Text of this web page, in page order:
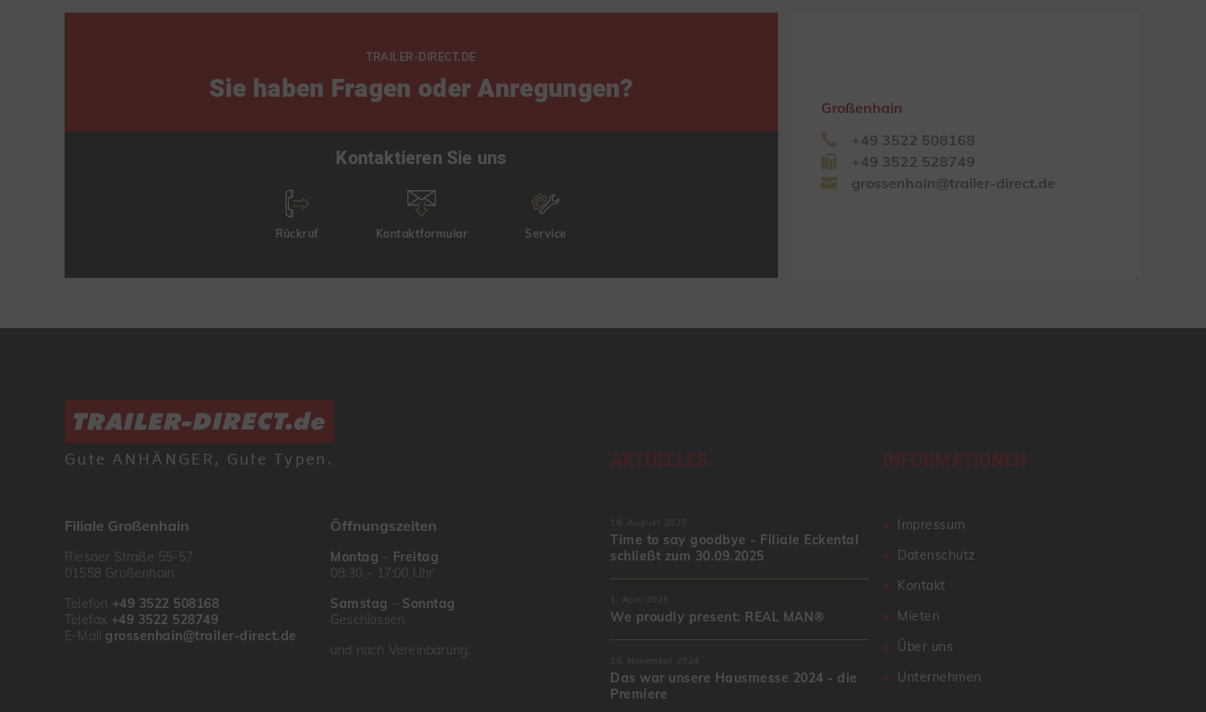
TRAILER-DIRECT.DE
Sie haben Fragen oder Anregungen?
Kontaktieren Sie uns
Rückruf Kontaktformular Service
Großenhain
+49 3522 508168
+49 3522 528749
grossenhain@trailer-direct.de
Gute ANHÄNGER, Gute Typen.
Filiale Großenhain
Riesaer Straße 55-57
01558 Großenhain
Telefon +49 3522 508168
Telefax +49 3522 528749
E-Mail grossenhain@trailer-direct.de
Öffnungszeiten
Montag
Freitag
08:30 – 17:00 Uhr
Samstag
Sonntag
Geschlossen
und nach Vereinbarung.
AKTUELLES
18. August 2025
Time to say goodbye - Filiale Eckental
schließt zum 30.09.2025
1. April 2025
We proudly present: REAL MAN®
28. November 2024
Das war unsere Hausmesse 2024 - die
Premiere
INFORMATIONEN
Impressum
Datenschutz
Kontakt
Mieten
Über uns
Unternehmen